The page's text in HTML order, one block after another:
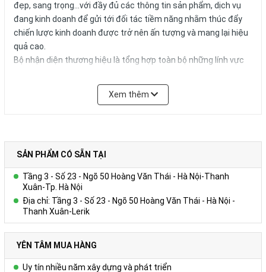
đẹp, sang trọng...với đầy đủ các thông tin sản phẩm, dịch vụ
đang kinh doanh để gửi tới đối tác tiềm năng nhằm thúc đẩy
chiến lược kinh doanh được trở nên ấn tượng và mang lại hiệu
quả cao.
Bộ nhận diện thương hiệu là tổng hợp toàn bộ những lính vực
cách đầy đủ những thông tin, chi tiết của từng sản phẩm và
dịch vụ kinh doanh theo một cách có cấu trúc, nhất quán và
vể chiến lước Pr của Quý doanh nghiệp
Là một trong những đơn vị thiết kế in ấn chuyên nghiệp tại Hà
Nội, đội ngũ nhân viên giàu kinh nghiệm, sáng tạo, nhiệt tình.
Chúng tôi sẽ tư vấn cho bạn những mẫu thiết kế đẹp và ấn
tượng nhất, đảm bảo yếu tố khoa học nhằm tiết kiệm chi phí,
thời gian và mang đến sản phẩm đẹp nhất cùng chất lượng
cao.
Công ty Cổ Phần Vy Uyêngiúp Quý khách hàng cảm nhận sự
độc đáo, khác biệt nhưng cũng không kém phần tinh tế, sang
Xem thêm
SẢN PHẨM CÓ SẴN TẠI
Tầng 3 - Số 23 - Ngõ 50 Hoàng Văn Thái - Hà Nội-Thanh
Xuân-Tp. Hà Nội
Địa chỉ: Tầng 3 - Số 23 - Ngõ 50 Hoàng Văn Thái - Hà Nội -
Thanh Xuân-Lerik
YÊN TÂM MUA HÀNG
Uy tín nhiều năm xây dựng và phát triển